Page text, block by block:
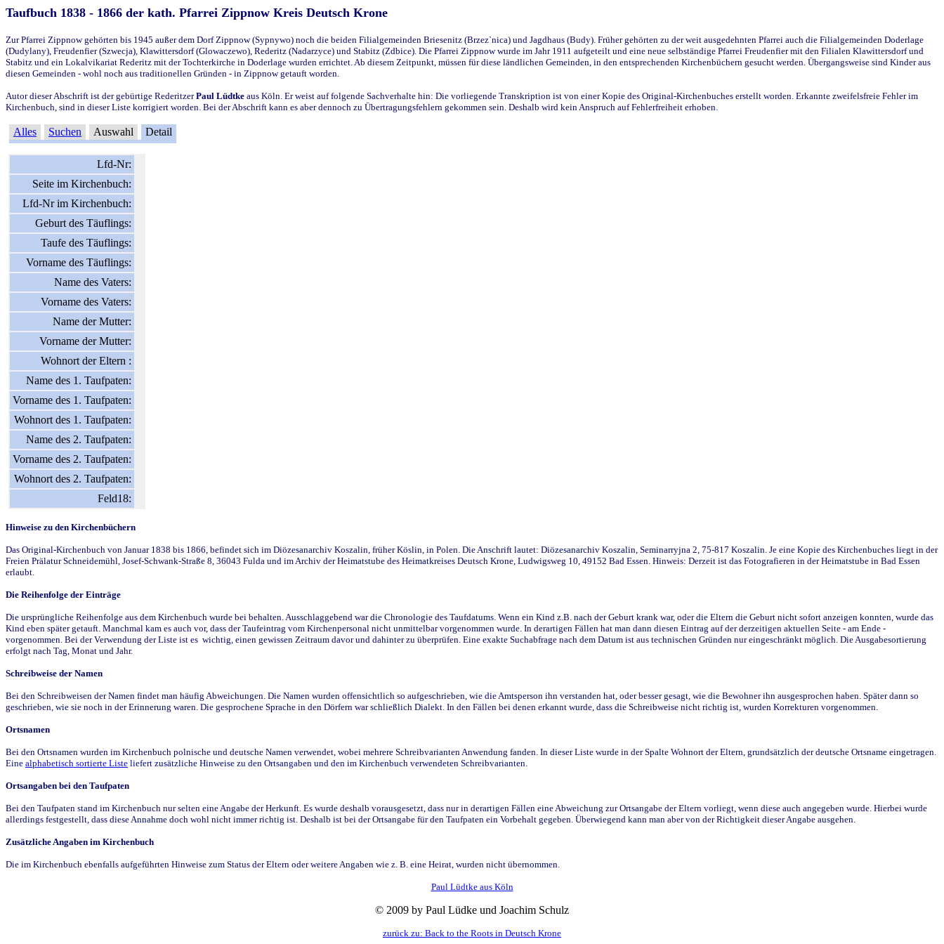
Taufbuch 1838 - 1866 der kath. Pfarrei Zippnow Kreis Deutsch Krone
Zur Pfarrei Zippnow gehörten bis 1945 außer dem Dorf Zippnow (Sypnywo) noch die beiden Filialgemeinden Briesenitz (Brzez`nica) und Jagdhaus (Budy). Früher gehörten zu der weit ausgedehnten Pfarrei auch die Filialgemeinden Doderlage
(Dudylany), Freudenfier (Szwecja), Klawittersdorf (Glowaczewo), Rederitz (Nadarzyce) und Stabitz (Zdbice). Die Pfarrei Zippnow wurde im Jahr 1911 aufgeteilt und eine neue selbständige Pfarrei Freudenfier mit den Filialen Klawittersdorf und
Stabitz und ein Lokalvikariat Rederitz mit der Tochterkirche in Doderlage wurden errichtet. Ab diesem Zeitpunkt, müssen für diese ländlichen Gemeinden, in den entsprechenden Kirchenbüchern gesucht werden. Übergangsweise sind Kinder aus
diesen Gemeinden - wohl noch aus traditionellen Gründen - in Zippnow getauft worden.
Autor dieser Abschrift ist der gebürtige RederitzerPaul Lüdtke aus Köln. Er weist auf folgende Sachverhalte hin: Die vorliegende Transkription ist von einer Kopie des Original-Kirchenbuches erstellt worden. Erkannte zweifelsfreie Fehler im
Kirchenbuch, sind in dieser Liste korrigiert worden. Bei der Abschrift kann es aber dennoch zu Übertragungsfehlern gekommen sein. Deshalb wird kein Anspruch auf Fehlerfreiheit erhoben.
Alles Suchen Auswahl Detail
Lfd-Nr:
Seite im Kirchenbuch:
Lfd-Nr im Kirchenbuch:
Geburt des Täuflings:
Taufe des Täuflings:
Vorname des Täuflings:
Name des Vaters:
Vorname des Vaters:
Name der Mutter:
Vorname der Mutter:
Wohnort der Eltern :
Name des 1. Taufpaten:
Vorname des 1. Taufpaten:
Wohnort des 1. Taufpaten:
Name des 2. Taufpaten:
Vorname des 2. Taufpaten:
Wohnort des 2. Taufpaten:
Feld18:
Hinweise zu den Kirchenbüchern
Das Original-Kirchenbuch von Januar 1838 bis 1866, befindet sich im Diözesanarchiv Koszalin, früher Köslin, in Polen. Die Anschrift lautet: Diözesanarchiv Koszalin, Seminarryjna 2, 75-817 Koszalin. Je eine Kopie des Kirchenbuches liegt in der
Freien Prälatur Schneidemühl, Josef-Schwank-Straße 8, 36043 Fulda und im Archiv der Heimatstube des Heimatkreises Deutsch Krone, Ludwigsweg 10, 49152 Bad Essen. Hinweis: Derzeit ist das Fotografieren in der Heimatstube in Bad Essen
erlaubt.
Die Reihenfolge der Einträge
Die ursprüngliche Reihenfolge aus dem Kirchenbuch wurde bei behalten. Ausschlaggebend war die Chronologie des Taufdatums. Wenn ein Kind z.B. nach der Geburt krank war, oder die Eltern die Geburt nicht sofort anzeigen konnten, wurde das
Kind eben später getauft. Manchmal kam es auch vor, dass der Taufeintrag vom Kirchenpersonal nicht unmittelbar vorgenommen wurde. In derartigen Fällen hat man dann diesen Eintrag auf der derzeitigen aktuellen Seite - am Ende -
vorgenommen. Bei der Verwendung der Liste ist es wichtig, einen gewissen Zeitraum davor und dahinter zu überprüfen. Eine exakte Suchabfrage nach dem Datum ist aus technischen Gründen nur eingeschränkt möglich. Die Ausgabesortierung
erfolgt nach Tag, Monat und Jahr.
Schreibweise der Namen
Bei den Schreibweisen der Namen findet man häufig Abweichungen. Die Namen wurden offensichtlich so aufgeschrieben, wie die Amtsperson ihn verstanden hat, oder besser gesagt, wie die Bewohner ihn ausgesprochen haben. Später dann so
geschrieben, wie sie noch in der Erinnerung waren. Die gesprochene Sprache in den Dörfern war schließlich Dialekt. In den Fällen bei denen erkannt wurde, dass die Schreibweise nicht richtig ist, wurden Korrekturen vorgenommen.
Ortsnamen
Bei den Ortsnamen wurden im Kirchenbuch polnische und deutsche Namen verwendet, wobei mehrere Schreibvarianten Anwendung fanden. In dieser Liste wurde in der Spalte Wohnort der Eltern, grundsätzlich der deutsche Ortsname eingetragen.
Eine alphabetisch sortierte Liste liefert zusätzliche Hinweise zu den Ortsangaben und den im Kirchenbuch verwendeten Schreibvarianten.
Ortsangaben bei den Taufpaten
Bei den Taufpaten stand im Kirchenbuch nur selten eine Angabe der Herkunft. Es wurde deshalb vorausgesetzt, dass nur in derartigen Fällen eine Abweichung zur Ortsangabe der Eltern vorliegt, wenn diese auch angegeben wurde. Hierbei wurde
allerdings festgestellt, dass diese Annahme doch wohl nicht immer richtig ist. Deshalb ist bei der Ortsangabe für den Taufpaten ein Vorbehalt gegeben. Überwiegend kann man aber von der Richtigkeit dieser Angabe ausgehen.
Zusätzliche Angaben im Kirchenbuch
Die im Kirchenbuch ebenfalls aufgeführten Hinweise zum Status der Eltern oder weitere Angaben wie z. B. eine Heirat, wurden nicht übernommen.
Paul Lüdtke aus Köln
© 2009 by Paul Lüdke und Joachim Schulz
zurück zu: Back to the Roots in Deutsch Krone